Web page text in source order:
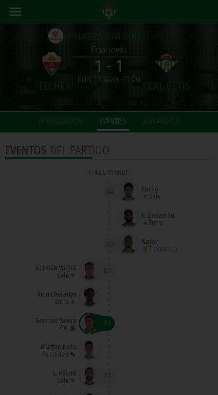
PRIMERA DIVISIÓN// Jor. 1
Finalizado
1 - 1
LUN 18 AGO, 21:00
INFORMACIÓN EVENTOS ALINEACIÓN
EVENTOS DEL PARTIDO
FIN DE PARTIDO
84'
Cucho
Sale
C. Bakambu
Entra
83'
Natan
T. amarilla
82'
Germán Valera
Sale
John Chetauya
Entra
81'
Germán Valera
Gol
Martim Neto
Asistencia
73'
L. Pétrot
Sale